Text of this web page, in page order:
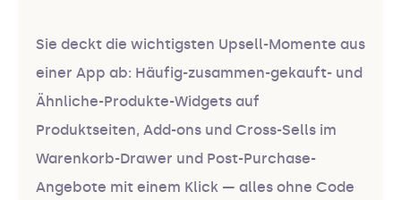
Sie deckt die wichtigsten Upsell-Momente aus
einer App ab: Häufig-zusammen-gekauft- und
Ähnliche-Produkte-Widgets auf
Produktseiten, Add-ons und Cross-Sells im
Warenkorb-Drawer und Post-Purchase-
Angebote mit einem Klick — alles ohne Code